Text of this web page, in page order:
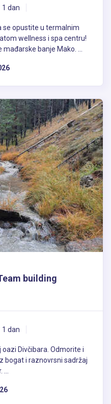
1 dan
se opustite u termalnim
wellness i spa centru!
banje Mako. ...
building
1 dan
Divčibara. Odmorite i
bogat i raznovrsni sadržaj
...